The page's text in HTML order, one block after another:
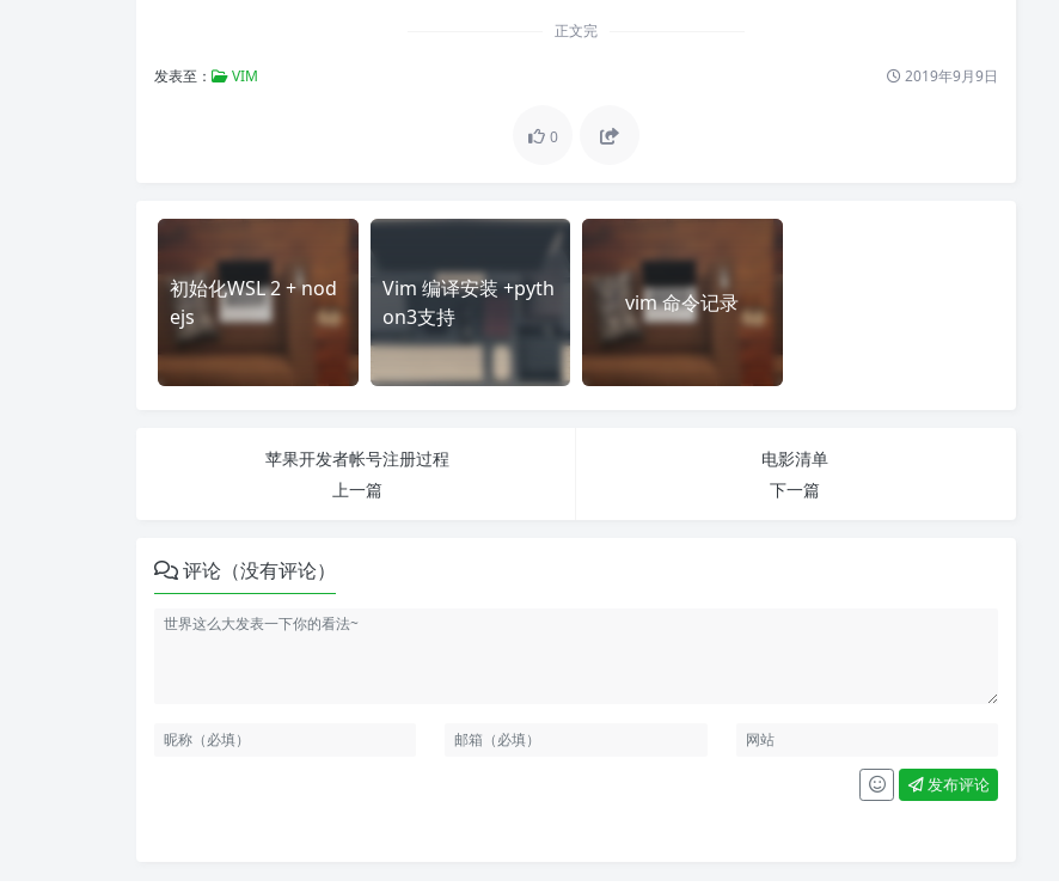
正文完
发表至： VIM 2019年9月9日
0
初始化WSL 2 + nod
ejs
Vim 编译安装 +pyth
on3支持
vim 命令记录
苹果开发者帐号注册过程
上一篇
电影清单
下一篇
评论（没有评论）
发布评论